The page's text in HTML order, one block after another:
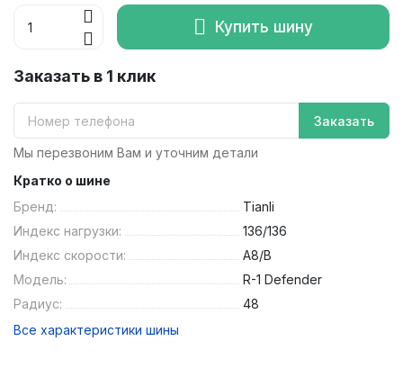
Купить шину
Заказать в 1 клик
Заказать
Мы перезвоним Вам и уточним детали
Кратко о шине
Бренд:
Tianli
Индекс нагрузки:
136/136
Индекс скорости:
A8/B
Модель:
R-1 Defender
Радиус:
48
Все характеристики шины